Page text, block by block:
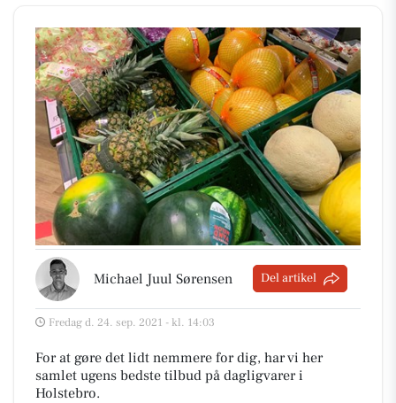
Michael Juul Sørensen Del artikel
Fredag d. 24. sep. 2021 - kl. 14:03
For at gøre det lidt nemmere for dig, har vi her
samlet ugens bedste tilbud på dagligvarer i
Holstebro.